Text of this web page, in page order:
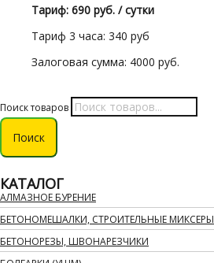
Поиск товаров
Поиск
КАТАЛОГ
АЛМАЗНОЕ БУРЕНИЕ
БЕТОНОМЕШАЛКИ, СТРОИТЕЛЬНЫЕ МИКСЕРЫ
БЕТОНОРЕЗЫ, ШВОНАРЕЗЧИКИ
Тариф: 690 руб. / сутки
Тариф 3 часа: 340 руб
Залоговая сумма: 4000 руб.